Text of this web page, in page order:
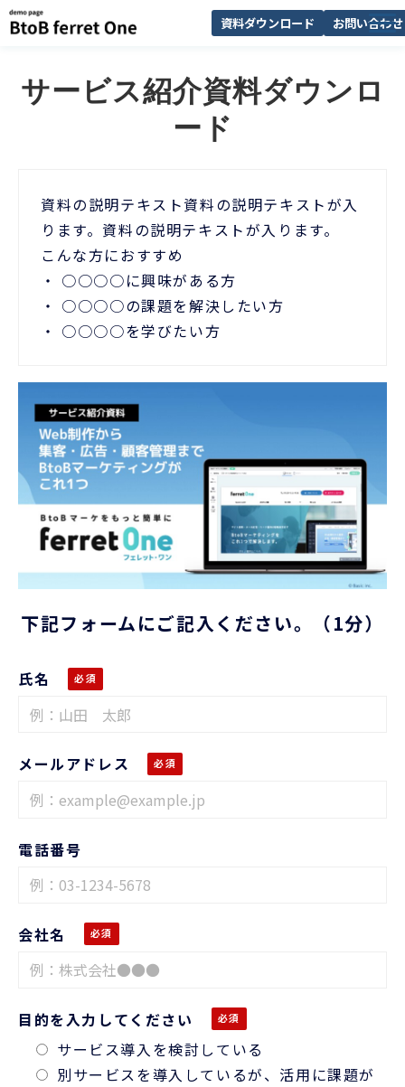
資料ダウンロード お問い合わせ
選ばれる理由
解決できる課題
セミナー
お知らせ
サービス紹介資料ダウンロ
ード
資料の説明テキスト資料の説明テキストが入
ります。資料の説明テキストが入ります。
こんな方におすすめ
・ ○○○○に興味がある方
・ ○○○○の課題を解決したい方
・ ○○○○を学びたい方
下記フォームにご記入ください。（1分）
氏名
メールアドレス
電話番号
会社名
目的を入力してください
サービス導入を検討している
別サービスを導入しているが、活用に課題が